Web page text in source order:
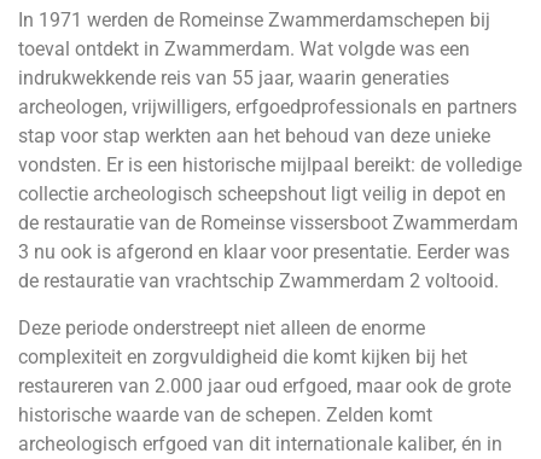
In 1971 werden de Romeinse Zwammerdamschepen bij
toeval ontdekt in Zwammerdam. Wat volgde was een
indrukwekkende reis van 55 jaar, waarin generaties
archeologen, vrijwilligers, erfgoedprofessionals en partners
stap voor stap werkten aan het behoud van deze unieke
vondsten. Er is een historische mijlpaal bereikt: de volledige
collectie archeologisch scheepshout ligt veilig in depot en
de restauratie van de Romeinse vissersboot Zwammerdam
3 nu ook is afgerond en klaar voor presentatie. Eerder was
de restauratie van vrachtschip Zwammerdam 2 voltooid.
Deze periode onderstreept niet alleen de enorme
complexiteit en zorgvuldigheid die komt kijken bij het
restaureren van 2.000 jaar oud erfgoed, maar ook de grote
historische waarde van de schepen. Zelden komt
archeologisch erfgoed van dit internationale kaliber, én in